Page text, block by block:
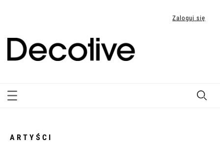
Zaloguj się
ARTYŚCI